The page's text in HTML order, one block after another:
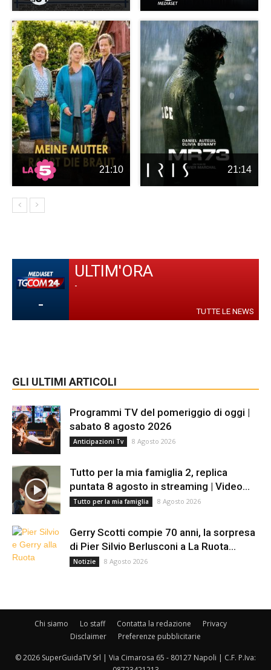
21:10 21:14
-
ULTIM'ORA
-
TUTTE LE NEWS
GLI ULTIMI ARTICOLI
Programmi TV del pomeriggio di oggi |
sabato 8 agosto 2026
Anticipazioni Tv 8 Agosto 2026
Tutto per la mia famiglia 2, replica
puntata 8 agosto in streaming | Video...
Tutto per la mia famiglia 8 Agosto 2026
Gerry Scotti compie 70 anni, la sorpresa
di Pier Silvio Berlusconi a La Ruota...
Notizie 8 Agosto 2026
Chi siamo Lo staff Contatta la redazione
Privacy
Disclaimer
Preferenze pubblicitarie
© 2026 SuperGuidaTV Srl | Via Cimarosa 65 - 80127 Napoli | C.F. P.Iva: